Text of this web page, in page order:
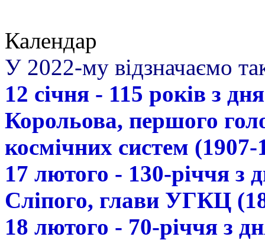
Календар
У 2022-му відзначаємо
12 січня - 115 років з
Корольова, першого
космічних систем (1907-
17 лютого - 130-річчя з
Сліпого, глави УГКЦ
18 лютого - 70-річчя з